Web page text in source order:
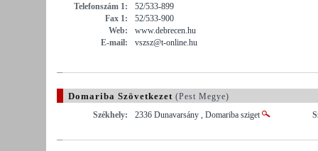
Telefonszám 1:
52/533-899
Fax 1:
52/533-900
Web:
www.debrecen.hu
E-mail:
vszsz@t-online.hu
Domariba Szövetkezet (Pest Megye)
Székhely:
2336 Dunavarsány , Domariba sziget